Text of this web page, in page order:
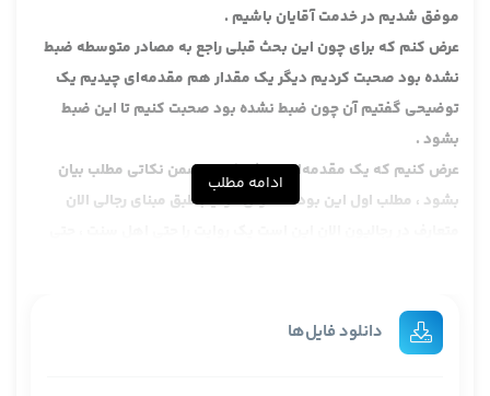
موفق شدیم در خدمت آقایان باشیم .
عرض کنم که برای چون این بحث قبلی راجع به مصادر متوسطه ضبط
نشده بود صحبت کردیم دیگر یک مقدار هم مقدمه‌ای چیدیم یک
توضیحی گفتیم آن چون ضبط نشده بود صحبت کنیم تا این ضبط
بشود .
عرض کنیم که یک مقدمه‌ای بنا شد که در ضمن نکاتی مطلب بیان
بشود ، مطلب اول این بود که عرض کردیم طبق مبنای رجالی الان
درخت واره می‌کشند مثلا آن راوی اول این است از آن دو نفر از هر نفر
سه نفر از این یکی یک نفر این طوری رسمش است .
ادامه مطلب
دانلود فایل‌ها